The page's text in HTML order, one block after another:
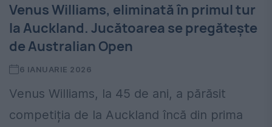
Venus Williams, eliminată în primul tur
la Auckland. Jucătoarea se pregătește
de Australian Open
6 IANUARIE 2026
Venus Williams, la 45 de ani, a părăsit
competiția de la Auckland încă din prima